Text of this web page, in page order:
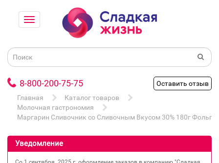
8-800-200-75-75
Оставить отзыв
Главная
Каталог товаров
Молочная гастрономия
Маргарин Сливочник со Сливочным Вкусом 30% 180г Фольга
Уведомление